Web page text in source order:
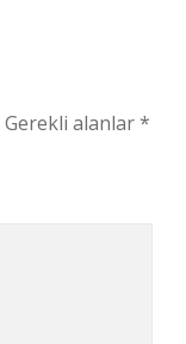
Gerekli alanlar*